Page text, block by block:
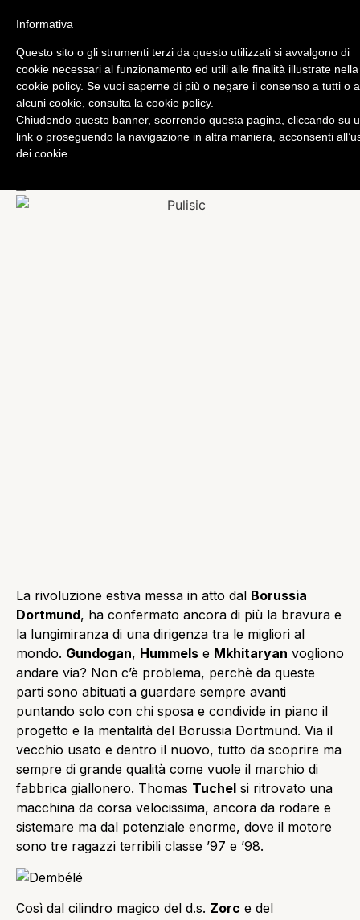
Bundesliga
Dembélé, Pulisic e Mor, il
Borussia Dortmund si gode
il suo futuro: 56 anni in 3
per stupire
La rivoluzione estiva messa in atto dal Borussia
Dortmund, ha confermato ancora di più la bravura e
la lungimiranza di una dirigenza tra le migliori al
mondo. Gundogan, Hummels e Mkhitaryan vogliono
andare via? Non c’è problema, perchè da queste
parti sono abituati a guardare sempre avanti
puntando solo con chi sposa e condivide in piano il
progetto e la mentalità del Borussia Dortmund. Via il
vecchio usato e dentro il nuovo, tutto da scoprire ma
sempre di grande qualità come vuole il marchio di
fabbrica giallonero. Thomas Tuchel si ritrovato una
macchina da corsa velocissima, ancora da rodare e
sistemare ma dal potenziale enorme, dove il motore
sono tre ragazzi terribili classe ’97 e ’98.
Così dal cilindro magico del d.s. Zorc e del
Informativa
Questo sito o gli strumenti terzi da questo utilizzati si avvalgono di
cookie necessari al funzionamento ed utili alle finalità illustrate nella
cookie policy. Se vuoi saperne di più o negare il consenso a tutti o
alcuni cookie, consulta la cookie policy.
Chiudendo questo banner, scorrendo questa pagina, cliccando su
link o proseguendo la navigazione in altra maniera, acconsenti
dei cookie.